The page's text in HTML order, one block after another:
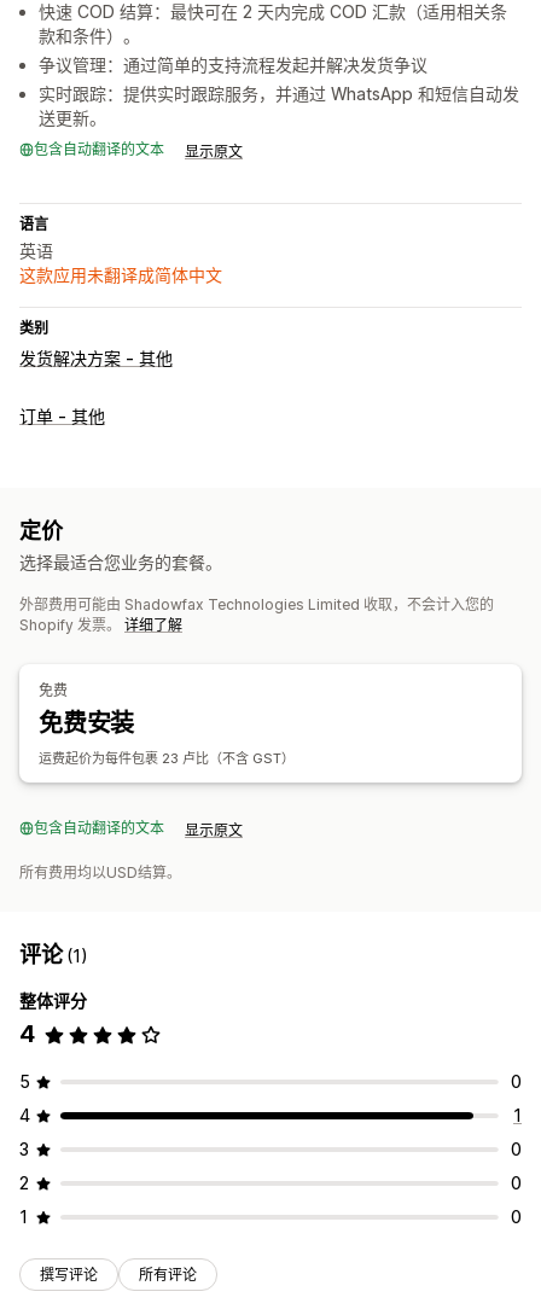
快速 COD 结算：最快可在 2 天内完成 COD 汇款（适用相关条
款和条件）。
争议管理：通过简单的支持流程发起并解决发货争议
实时跟踪：提供实时跟踪服务，并通过 WhatsApp 和短信自动发
送更新。
包含自动翻译的文本 显示原文
语言
英语
这款应用未翻译成简体中文
类别
发货解决方案 - 其他
订单 - 其他
定价
选择最适合您业务的套餐。
外部费用可能由 Shadowfax Technologies Limited 收取，不会计入您的
Shopify 发票。 详细了解
免费
免费安装
运费起价为每件包裹 23 卢比（不含 GST）
包含自动翻译的文本 显示原文
所有费用均以USD结算。
评论(1)
整体评分
4
5
0
4
1
3
0
2
0
1
0
撰写评论 所有评论